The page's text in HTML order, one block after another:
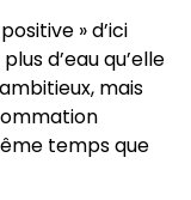
» d’ici
d’eau qu’elle
mais
temps que